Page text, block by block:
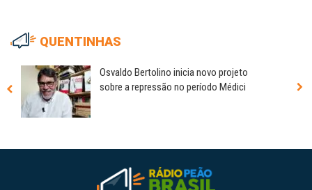
QUENTINHAS
Osvaldo Bertolino inicia novo projeto
sobre a repressão no período Médici